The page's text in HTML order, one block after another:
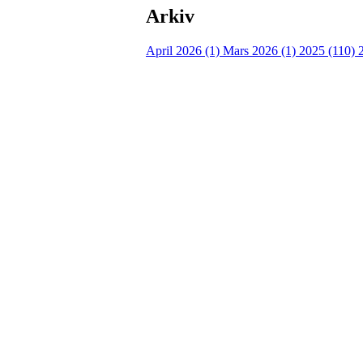
Arkiv
April 2026 (1) Mars 2026 (1) 2025 (110)